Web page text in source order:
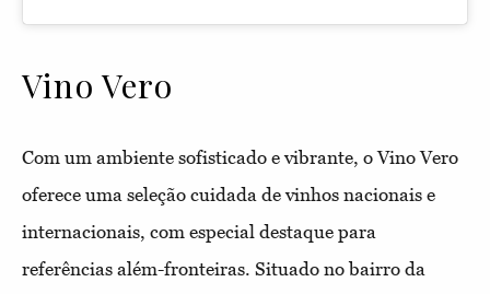
Vino Vero
Com um ambiente sofisticado e vibrante, o Vino Vero
oferece uma seleção cuidada de vinhos nacionais e
internacionais, com especial destaque para
referências além-fronteiras. Situado no bairro da